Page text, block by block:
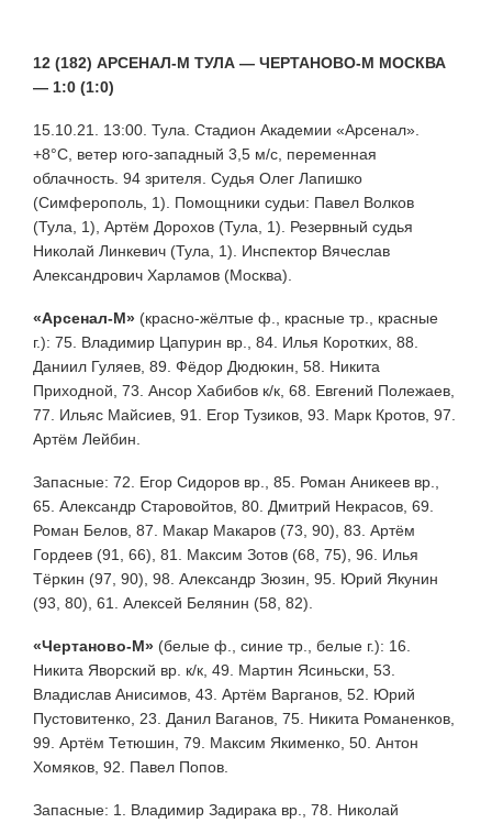
12 (182) АРСЕНАЛ-М ТУЛА — ЧЕРТАНОВО-М МОСКВА
— 1:0 (1:0)
15.10.21. 13:00. Тула. Стадион Академии «Арсенал».
+8°C, ветер юго-западный 3,5 м/с, переменная
облачность. 94 зрителя. Судья Олег Лапишко
(Симферополь, 1). Помощники судьи: Павел Волков
(Тула, 1), Артём Дорохов (Тула, 1). Резервный судья
Николай Линкевич (Тула, 1). Инспектор Вячеслав
Александрович Харламов (Москва).
«Арсенал-М» (красно-жёлтые ф., красные тр., красные
г.): 75. Владимир Цапурин вр., 84. Илья Коротких, 88.
Даниил Гуляев, 89. Фёдор Дюдюкин, 58. Никита
Приходной, 73. Ансор Хабибов к/к, 68. Евгений Полежаев,
77. Ильяс Майсиев, 91. Егор Тузиков, 93. Марк Кротов, 97.
Артём Лейбин.
Запасные: 72. Егор Сидоров вр., 85. Роман Аникеев вр.,
65. Александр Старовойтов, 80. Дмитрий Некрасов, 69.
Роман Белов, 87. Макар Макаров (73, 90), 83. Артём
Гордеев (91, 66), 81. Максим Зотов (68, 75), 96. Илья
Тёркин (97, 90), 98. Александр Зюзин, 95. Юрий Якунин
(93, 80), 61. Алексей Белянин (58, 82).
«Чертаново-М» (белые ф., синие тр., белые г.): 16.
Никита Яворский вр. к/к, 49. Мартин Ясиньски, 53.
Владислав Анисимов, 43. Артём Варганов, 52. Юрий
Пустовитенко, 23. Данил Ваганов, 75. Никита Романенков,
99. Артём Тетюшин, 79. Максим Якименко, 50. Антон
Хомяков, 92. Павел Попов.
Запасные: 1. Владимир Задирака вр., 78. Николай